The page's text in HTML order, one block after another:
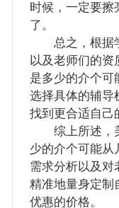
时候，一定要擦
了。
总之，根据学
以及老师们的资
是多少的介个可
选择具体的辅导
找到更合适自己
综上所述，美
少的介个可能从
需求分析以及对
精准地量身定制
优惠的价格。